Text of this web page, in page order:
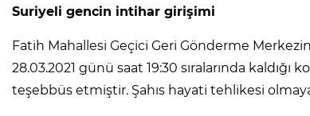
Suriyeli gencin intihar girişimi
Fatih Mahallesi Geçici Geri Gönderme
28.03.2021 günü saat 19:30 sıralarında
teşebbüs etmiştir. Şahıs hayati tehlikesi